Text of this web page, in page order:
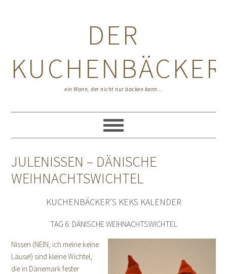
DER
KUCHENBÄCKER
ein Mann, der nicht nur backen kann...
JULENISSEN – DÄNISCHE
WEIHNACHTSWICHTEL
KUCHENBÄCKER’S KEKS KALENDER
TAG 6: DÄNISCHE WEIHNACHTSWICHTEL
Nissen (NEIN, ich meine keine
Läuse!) sind kleine Wichtel,
die in Dänemark fester